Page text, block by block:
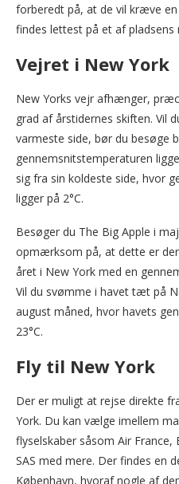
forberedt på, at de vil kræve
findes lettest på et af pladsens
Vejret i New York
New Yorks vejr afhænger,
grad af årstidernes skiften. Vil
varmeste side, bør du besøge
gennemsnitstemperaturen
sig fra sin koldeste side, hvor
ligger på 2°C.
Besøger du The Big Apple i
opmærksom på, at dette er
året i New York med en
Vil du svømme i havet tæt på
august måned, hvor havets
23°C.
Fly til New York
Der er muligt at rejse direkte
York. Du kan vælge imellem
flyselskaber såsom Air France,
SAS med mere. Der findes en
København, hvoraf nogle af